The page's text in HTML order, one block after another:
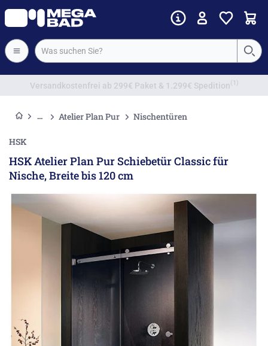
Vorkassenrabatt
Atelier Plan Pur Nischentüren
HSK
HSK Atelier Plan Pur Schiebetür Classic für
Nische, Breite bis 120 cm